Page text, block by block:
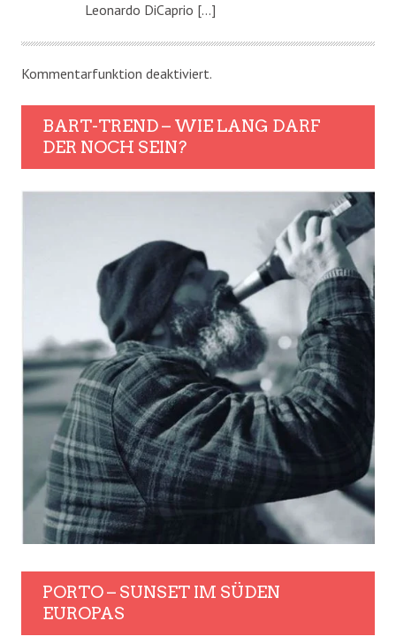
Leonardo DiCaprio […]
Kommentarfunktion deaktiviert.
BART-TREND – WIE LANG DARF
DER NOCH SEIN?
PORTO – SUNSET IM SÜDEN
EUROPAS